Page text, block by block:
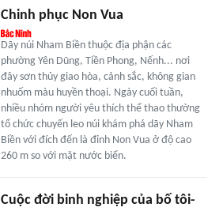
Chinh phục Non Vua
Dãy núi Nham Biền thuộc địa phận các
phường Yên Dũng, Tiền Phong, Nếnh... nơi
đây sơn thủy giao hòa, cảnh sắc, không gian
nhuốm màu huyền thoại. Ngày cuối tuần,
nhiều nhóm người yêu thích thể thao thường
tổ chức chuyến leo núi khám phá dãy Nham
Biền với đích đến là đỉnh Non Vua ở độ cao
260 m so với mặt nước biển.
Cuộc đời binh nghiệp của bố tôi-